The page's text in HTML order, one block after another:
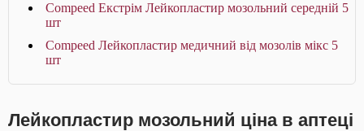
Compeed Екстрім Лейкопластир мозольний середній 5
шт
Compeed Лейкопластир медичний від мозолів мікс 5
шт
Лейкопластир мозольний ціна в аптеці